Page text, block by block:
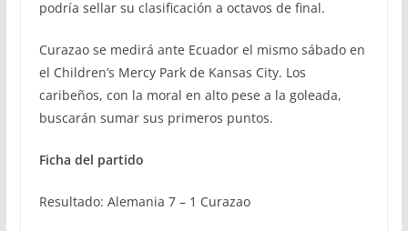
podría sellar su clasificación a octavos de final.
Curazao se medirá ante Ecuador el mismo sábado en
el Children’s Mercy Park de Kansas City. Los
caribeños, con la moral en alto pese a la goleada,
buscarán sumar sus primeros puntos.
Ficha del partido
Resultado: Alemania 7 – 1 Curazao